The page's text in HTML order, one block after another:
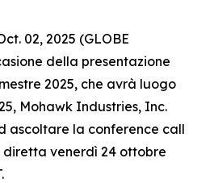
02, 2025 (GLOBE
della presentazione
2025, che avrà luogo
Mohawk Industries, Inc.
ascoltare la conference call
diretta venerdì 24 ottobre